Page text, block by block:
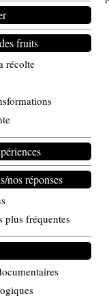
fruits
récolte
nos réponses
plus fréquentes